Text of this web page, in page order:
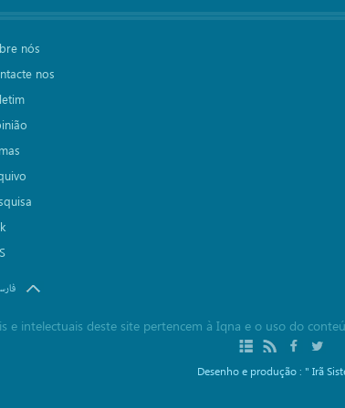
nós
nos
e intelectuais deste site pertencem à Iqna e o uso do
Desenho e produção : " Irã